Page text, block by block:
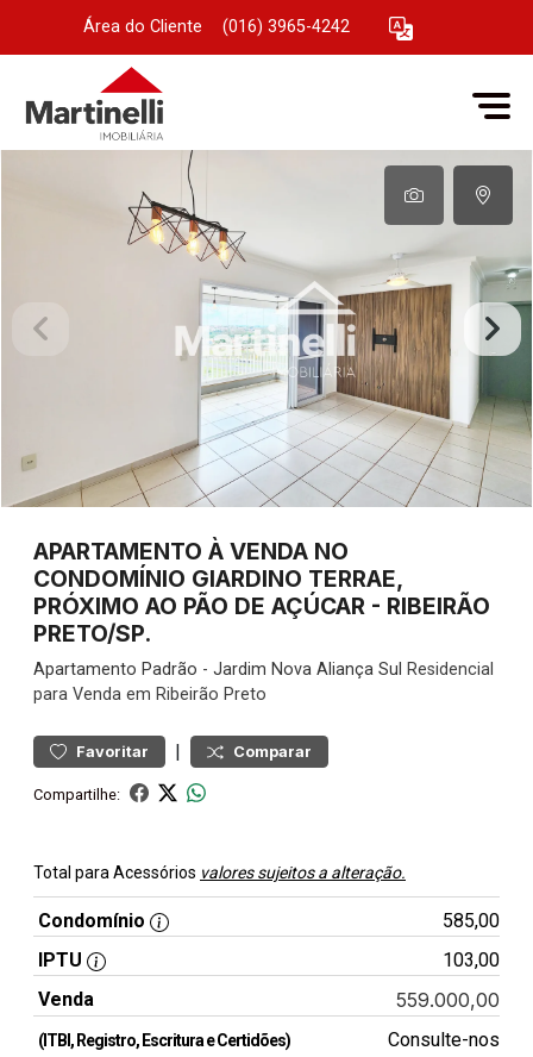
Área do Cliente (016) 3965-4242
APARTAMENTO À VENDA NO
CONDOMÍNIO GIARDINO TERRAE,
PRÓXIMO AO PÃO DE AÇÚCAR - RIBEIRÃO
PRETO/SP.
Apartamento Padrão - Jardim Nova Aliança Sul Residencial
para Venda em Ribeirão Preto
Favoritar | Comparar
Compartilhe:
Total para Acessórios valores sujeitos a alteração.
Condomínio
585,00
IPTU
103,00
Venda
559.000,00
(ITBI, Registro, Escritura e Certidões) Consulte-nos